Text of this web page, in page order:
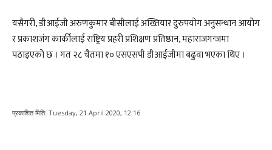
यसैगरी, डीआईजी अरुणकुमार बीसीलाई अख्तियार दुरुपयोग अनुसन्धान आयोग
र प्रकाशजंग कार्कीलाई राष्ट्रिय प्रहरी प्रशिक्षण प्रतिष्ठान, महाराजगन्जमा
पठाइएको छ । गत २८ चैतमा १० एसएसपी डीआईजीमा बढुवा भएका थिए ।
प्रकाशित मिति: Tuesday, 21 April 2020, 12:16